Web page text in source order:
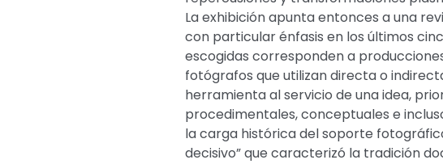
La exhibición apunta entonces a una
con particular énfasis en los últimos
escogidas corresponden a
fotógrafos que utilizan directa o
herramienta al servicio de una idea,
procedimentales, conceptuales e
la carga histórica del soporte
decisivo” que caracterizó la tradición